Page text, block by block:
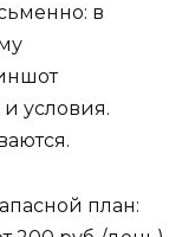
в
условия.
план: